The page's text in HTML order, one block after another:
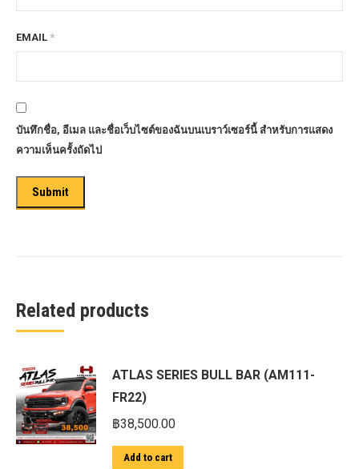
EMAIL *
บันทึกชื่อ, อีเมล และชื่อเว็บไซต์ของฉันบนเบราว์เซอร์นี้ สำหรับการแสดง
ความเห็นครั้งถัดไป
Related products
ATLAS SERIES BULL BAR (AM111-
FR22)
฿38,500.00
Add to cart